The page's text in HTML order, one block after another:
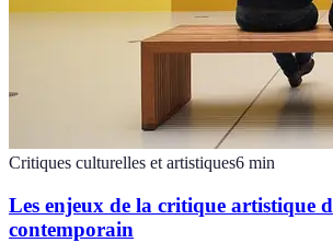
Critiques culturelles et artistiques6 min
Les enjeux de la critique artistique
contemporain